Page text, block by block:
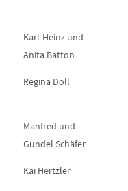
Karl-Heinz und
Anita Batton
Regina Doll
Manfred und
Gundel Schäfer
Kai Hertzler